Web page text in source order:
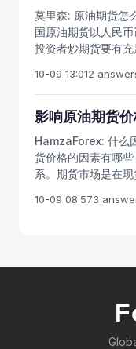
瑞原油则是用WTI
美元结算，这意味
原油期货以人民币
民币升值环境中，用
不是特别敏感，只是
时候，人民币的贬
油期货开户后注意，
程度上可以对冲汇
值。
莫里森: 原油期货怎
国原油期货以人民
投资者炒期货要有
充持仓对应的期货
际市场重要原油期
每日结算价是纽约时
是基于洲际交易所
商品交易所阿曼原
16：25-16：30成交
货，一定要有充足的
10-09 13:012
影响原油期货
HamzaForex: 什么
货价格的因素有哪
系。期货市场是在
货市场对新的市场
10-09 08:573